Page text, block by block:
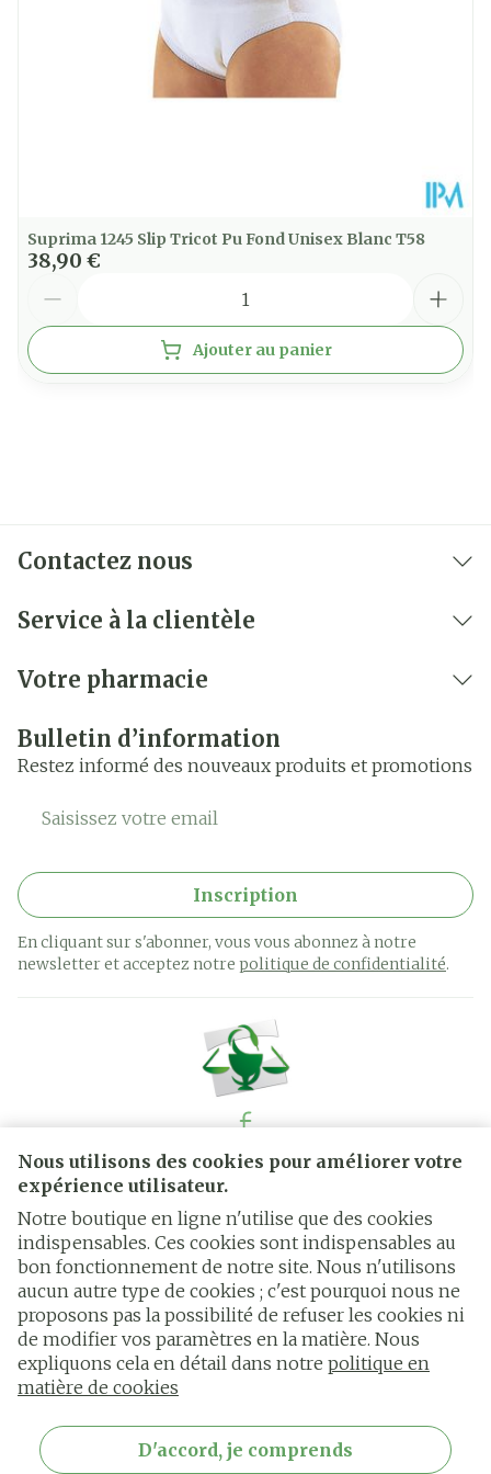
Nous utilisons des cookies pour améliorer votre
expérience utilisateur.
Notre boutique en ligne n'utilise que des cookies
indispensables. Ces cookies sont indispensables au
bon fonctionnement de notre site. Nous n'utilisons
aucun autre type de cookies ; c'est pourquoi nous ne
proposons pas la possibilité de refuser les cookies ni
de modifier vos paramètres en la matière. Nous
expliquons cela en détail dans notre politique en
matière de cookies
D'accord, je comprends
Température ambiante (15°C -
Suprima 1245 Slip Tricot Pu Fond Unisex Blanc T58
38,90 €
Ajouter au panier
Contactez nous
Service à la clientèle
Votre pharmacie
Bulletin d’information
Restez informé des nouveaux produits et promotions
Adresse mail
Inscription
En cliquant sur s'abonner, vous vous abonnez à notre
newsletter et acceptez notre politique de confidentialité.
Liens légaux